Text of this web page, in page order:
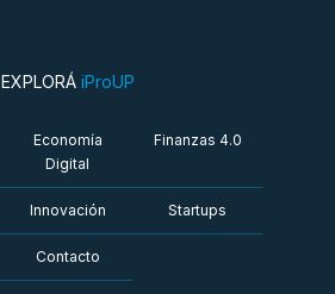
EXPLORÁ iProUP
Economía
Digital
Finanzas 4.0
Innovación Startups
Contacto